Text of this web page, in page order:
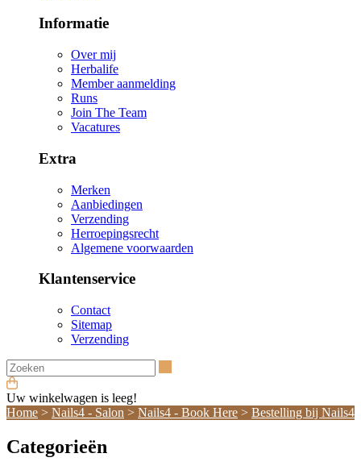
Informatie
Over mij
Herbalife
Member aanmelding
Runs
Join The Team
Vacatures
Extra
Merken
Aanbiedingen
Verzending
Herroepingsrecht
Algemene voorwaarden
Klantenservice
Contact
Sitemap
Verzending
Uw winkelwagen is leeg!
Home > Nails4 - Salon > Nails4 - Book Here > Bestelling bij Nails4
Categorieën